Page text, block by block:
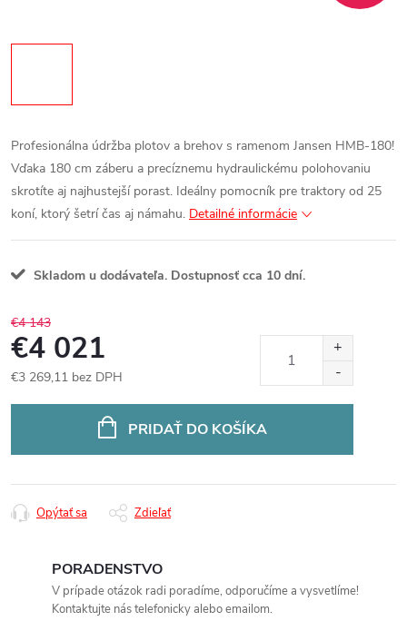
Profesionálna údržba plotov a brehov s ramenom Jansen HMB-180!
Vďaka 180 cm záberu a precíznemu hydraulickému polohovaniu
skrotíte aj najhustejší porast. Ideálny pomocník pre traktory od 25
koní, ktorý šetrí čas aj námahu. Detailné informácie
Skladom u dodávateľa. Dostupnosť cca 10 dní.
€4 143
€4 021
€3 269,11 bez DPH
PRIDAŤ DO KOŠÍKA
Opýtať sa Zdieľať
PORADENSTVO
V prípade otázok radi poradíme, odporučíme a vysvetlíme!
Kontaktujte nás telefonicky alebo emailom.